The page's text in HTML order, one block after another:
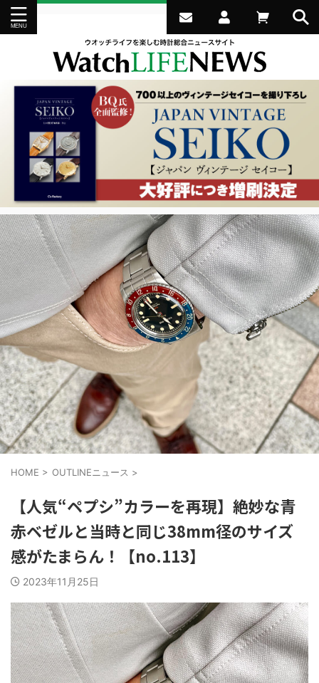
HOME > OUTLINEニュース >
【人気“ペプシ”カラーを再現】絶妙な青
赤ベゼルと当時と同じ38mm径のサイズ
感がたまらん！【no.113】
2023年11月25日